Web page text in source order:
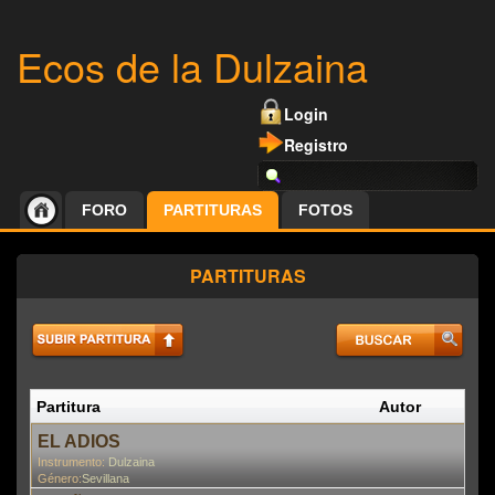
Ecos de la Dulzaina
Login
Registro
FORO PARTITURAS FOTOS
PARTITURAS
Partitura Autor
EL ADIOS
Instrumento: Dulzaina
Género:Sevillana